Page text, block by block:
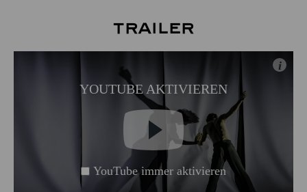
Trailer
YOUTUBE AKTIVIEREN
i
YouTube immer aktivieren